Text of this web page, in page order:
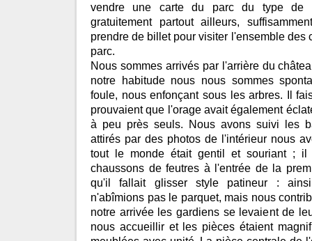
vendre une carte du parc du type de
gratuitement partout ailleurs,
prendre de billet pour visiter l'ensemble des
parc.
Nous sommes arrivés par l'arrière du
notre habitude nous nous sommes
foule, nous enfonçant sous les arbres. Il
prouvaient que l'orage avait également
à peu près seuls. Nous avons suivi les
attirés par des photos de l'intérieur nous
tout le monde était gentil et souriant ; il
chaussons de feutres à l'entrée de la
qu'il fallait glisser style patineur :
n'abîmions pas le parquet, mais nous
notre arrivée les gardiens se levaient de
nous accueillir et les pièces étaient